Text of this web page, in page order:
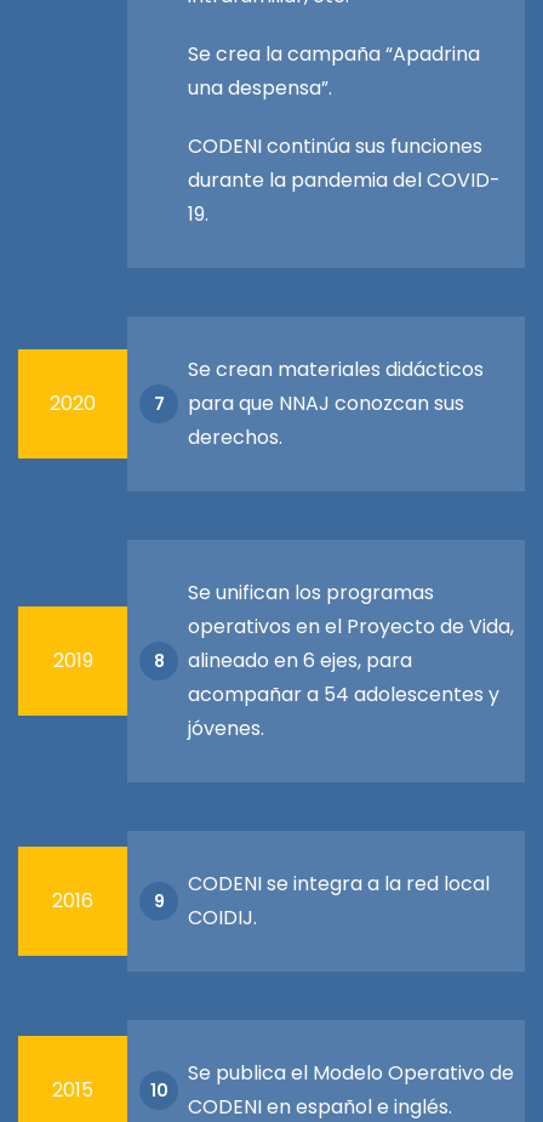
Se crea la campaña “Apadrina
una despensa”.
CODENI continúa sus funciones
durante la pandemia del COVID-
19.
2020 7
Se crean materiales didácticos
para que NNAJ conozcan sus
derechos.
2019 8
Se unifican los programas
operativos en el Proyecto de Vida,
alineado en 6 ejes, para
acompañar a 54 adolescentes y
jóvenes.
2016 9
CODENI se integra a la red local
COIDIJ.
2015 10
Se publica el Modelo Operativo de
CODENI en español e inglés.